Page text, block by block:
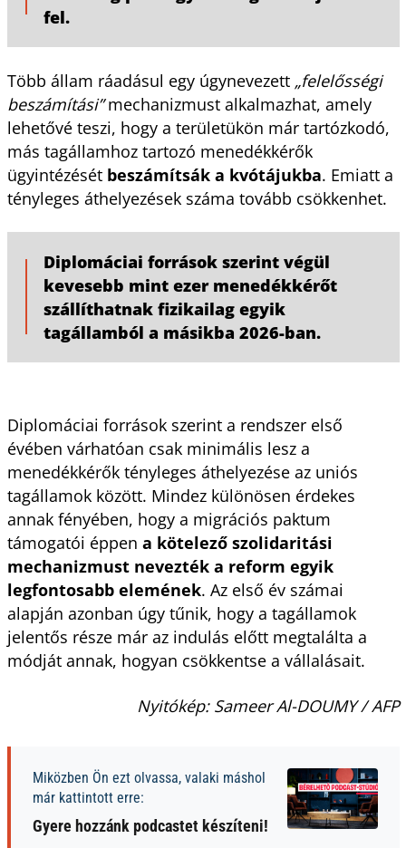
fel.
Több állam ráadásul egy úgynevezett „felelősségi
beszámítási”mechanizmust alkalmazhat, amely
lehetővé teszi, hogy a területükön már tartózkodó,
más tagállamhoz tartozó menedékkérők
ügyintézését beszámítsák a kvótájukba. Emiatt a
tényleges áthelyezések száma tovább csökkenhet.
Diplomáciai források szerint végül
kevesebb mint ezer menedékkérőt
szállíthatnak fizikailag egyik
tagállamból a másikba 2026-ban.
Diplomáciai források szerint a rendszer első
évében várhatóan csak minimális lesz a
menedékkérők tényleges áthelyezése az uniós
tagállamok között. Mindez különösen érdekes
annak fényében, hogy a migrációs paktum
támogatói éppen a kötelező szolidaritási
mechanizmust nevezték a reform egyik
legfontosabb elemének. Az első év számai
alapján azonban úgy tűnik, hogy a tagállamok
jelentős része már az indulás előtt megtalálta a
módját annak, hogyan csökkentse a vállalásait.
Nyitókép: Sameer Al-DOUMY / AFP
Miközben Ön ezt olvassa, valaki máshol
már kattintott erre:
Gyere hozzánk podcastet készíteni!